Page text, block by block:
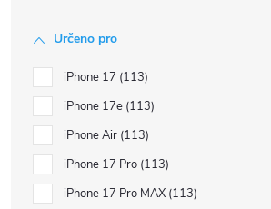
Určeno pro
iPhone 17 113
iPhone 17e 113
iPhone Air 113
iPhone 17 Pro 113
iPhone 17 Pro MAX 113